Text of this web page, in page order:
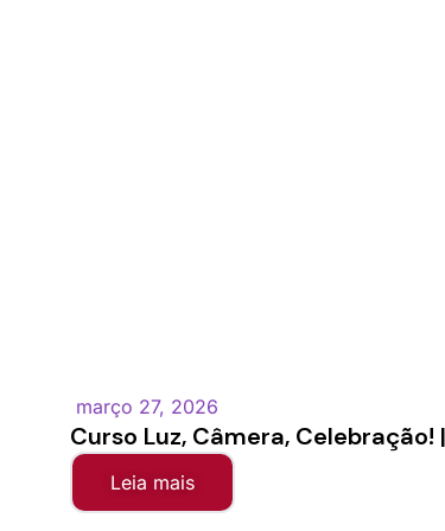
março 27, 2026
Curso Luz, Câmera, Celebração!
Leia mais